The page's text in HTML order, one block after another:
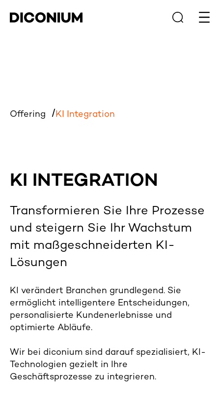
Offering KI Integration
KI INTEGRATION
Transformieren Sie Ihre Prozesse
und steigern Sie Ihr Wachstum
mit maßgeschneiderten KI-
Lösungen
KI verändert Branchen grundlegend. Sie
ermöglicht intelligentere Entscheidungen,
personalisierte Kundenerlebnisse und
optimierte Abläufe.
Wir bei diconium sind darauf spezialisiert, KI-
Technologien gezielt in Ihre
Geschäftsprozesse zu integrieren.